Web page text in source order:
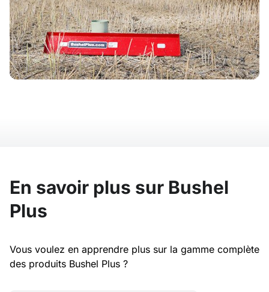
En savoir plus sur Bushel
Plus
Vous voulez en apprendre plus sur la gamme complète
des produits Bushel Plus ?